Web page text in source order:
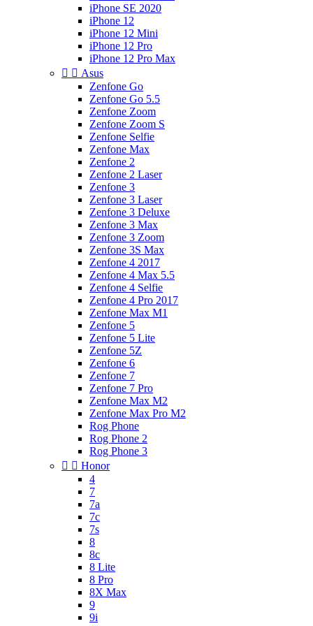
iPhone SE 2020
iPhone 12
iPhone 12 Mini
iPhone 12 Pro
iPhone 12 Pro Max
  Asus
Zenfone Go
Zenfone Go 5.5
Zenfone Zoom
Zenfone Zoom S
Zenfone Selfie
Zenfone Max
Zenfone 2
Zenfone 2 Laser
Zenfone 3
Zenfone 3 Laser
Zenfone 3 Deluxe
Zenfone 3 Max
Zenfone 3 Zoom
Zenfone 3S Max
Zenfone 4 2017
Zenfone 4 Max 5.5
Zenfone 4 Selfie
Zenfone 4 Pro 2017
Zenfone Max M1
Zenfone 5
Zenfone 5 Lite
Zenfone 5Z
Zenfone 6
Zenfone 7
Zenfone 7 Pro
Zenfone Max M2
Zenfone Max Pro M2
Rog Phone
Rog Phone 2
Rog Phone 3
  Honor
4
7
7a
7c
7s
8
8c
8 Lite
8 Pro
8X Max
9
9i